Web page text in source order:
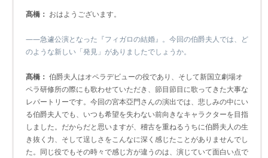
髙橋： おはようございます。
――急遽公演となった『フィガロの結婚』。今回の伯爵夫人では、ど
のような新しい「発見」がありましたでしょうか。
髙橋： 伯爵夫人はオペラデビューの役であり、そして新国立劇場オ
ペラ研修所の際にも歌わせていただき、節目節目に歌ってきた大事な
レパートリーです。今回の宮本亞門さんの演出では、悲しみの中にい
る伯爵夫人でも、いつも希望を失わない前向きなキャラクターを目指
しました。だからだと思いますが、稽古を重ねるうちに伯爵夫人の生
き抜く力、そして逞しさをこんなに深く感じたことがありませんでし
た。同じ役でもその時々で感じ方が違うのは、演じていて面白い点で